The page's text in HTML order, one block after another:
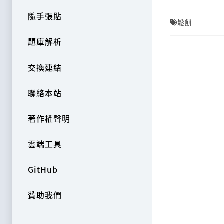
隨手張貼
題庫解析
交換連結
聯絡本站
著作權聲明
雲端工具
GitHub
贊助我們
鬆餅